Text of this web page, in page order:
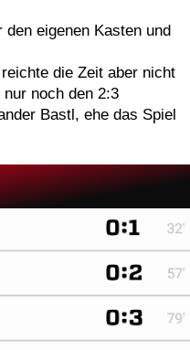
eigenen Kasten und
die Zeit aber nicht
noch den 2:3
Bastl, ehe das Spiel